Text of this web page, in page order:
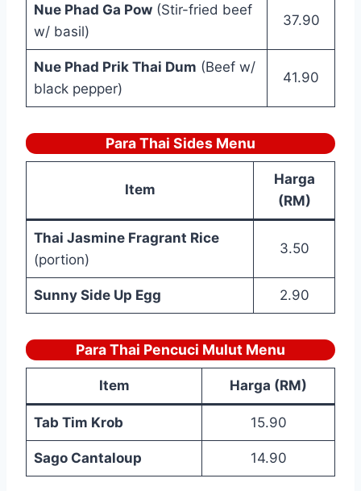
Nue Phad Ga Pow(Stir-fried beef
w/ basil)
37.90
Nue Phad Prik Thai Dum (Beef w/
black pepper)
41.90
Para Thai Sides Menu
Item
Harga
(RM)
Thai Jasmine Fragrant Rice
(portion)
3.50
Sunny Side Up Egg 2.90
Para Thai Pencuci Mulut Menu
Item Harga (RM)
Tab Tim Krob 15.90
Sago Cantaloup 14.90